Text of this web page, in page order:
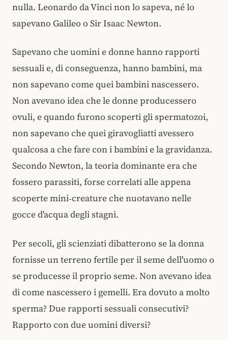
nulla. Leonardo da Vinci non lo sapeva, né lo
sapevano Galileo o Sir Isaac Newton.
Sapevano che uomini e donne hanno rapporti
sessuali e, di conseguenza, hanno bambini, ma
non sapevano come quei bambini nascessero.
Non avevano idea che le donne producessero
ovuli, e quando furono scoperti gli spermatozoi,
non sapevano che quei giravogliatti avessero
qualcosa a che fare con i bambini e la gravidanza.
Secondo Newton, la teoria dominante era che
fossero parassiti, forse correlati alle appena
scoperte mini‑creature che nuotavano nelle
gocce d'acqua degli stagni.
Per secoli, gli scienziati dibatterono se la donna
fornisse un terreno fertile per il seme dell'uomo o
se producesse il proprio seme. Non avevano idea
di come nascessero i gemelli. Era dovuto a molto
sperma? Due rapporti sessuali consecutivi?
Rapporto con due uomini diversi?